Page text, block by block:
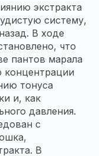
экстракта
систему,
В ходе
что
пантов марала
тонуса
и, как
давления.
с
В